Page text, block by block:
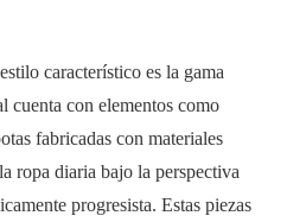
característico es la gama
cuenta con elementos como
fabricadas con materiales
ropa diaria bajo la perspectiva
progresista. Estas piezas